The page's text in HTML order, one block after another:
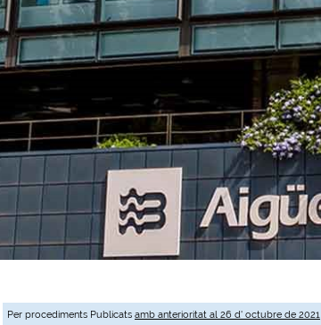
Per procediments Publicats amb anterioritat al 26 d' octubre de 2021